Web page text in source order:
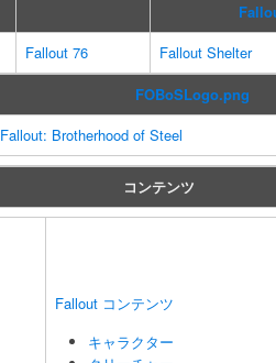
Fallout 76
Fallout Shelter
FOBoSLogo.png
Fallout: Brotherhood of Steel
コンテンツ
Fallout コンテンツ
キャラクター